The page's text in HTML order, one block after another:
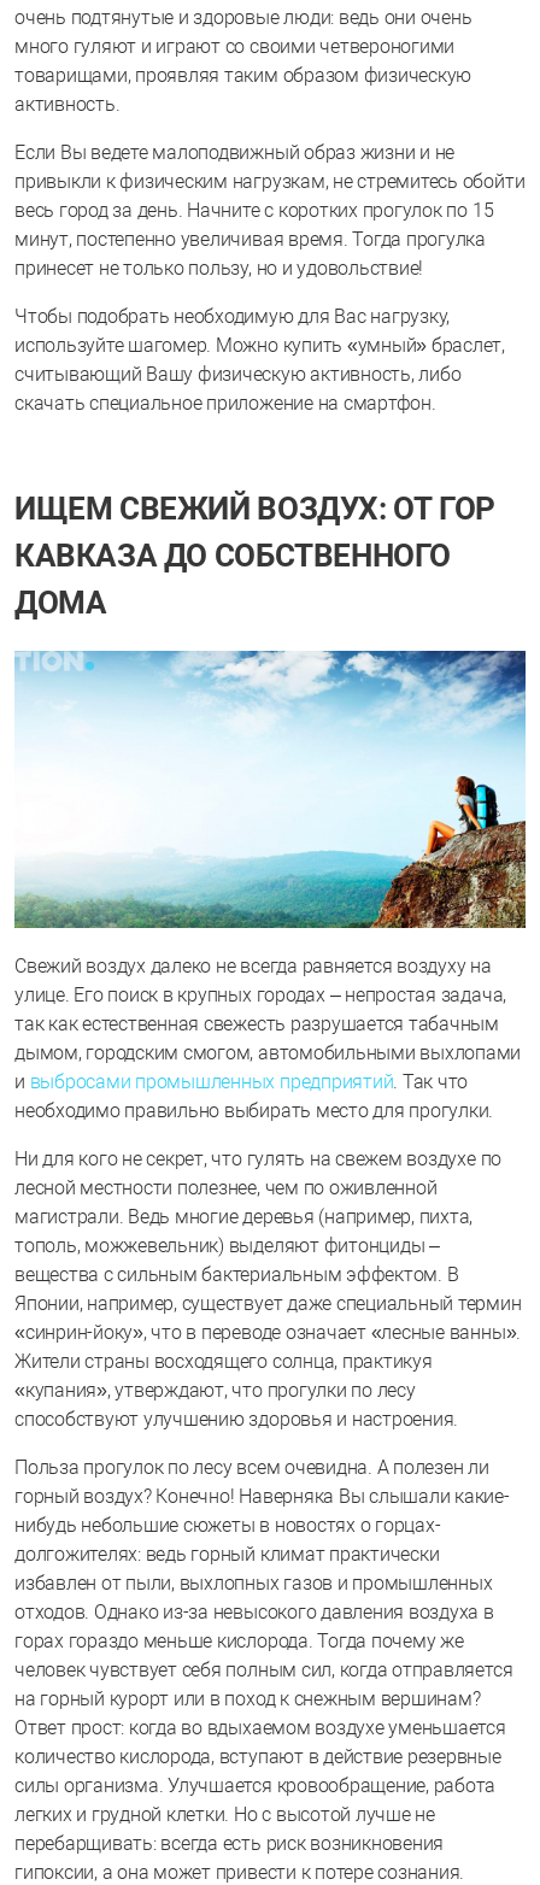
очень подтянутые и здоровые люди: ведь они очень
много гуляют и играют со своими четвероногими
товарищами, проявляя таким образом физическую
активность.
Если Вы ведете малоподвижный образ жизни и не
привыкли к физическим нагрузкам, не стремитесь обойти
весь город за день. Начните с коротких прогулок по 15
минут, постепенно увеличивая время. Тогда прогулка
принесет не только пользу, но и удовольствие!
Чтобы подобрать необходимую для Вас нагрузку,
используйте шагомер. Можно купить «умный» браслет,
считывающий Вашу физическую активность, либо
скачать специальное приложение на смартфон.
ИЩЕМ СВЕЖИЙ ВОЗДУХ: ОТ ГОР
КАВКАЗА ДО СОБСТВЕННОГО
ДОМА
Свежий воздух далеко не всегда равняется воздуху на
улице. Его поиск в крупных городах – непростая задача,
так как естественная свежесть разрушается табачным
дымом, городским смогом, автомобильными выхлопами
и выбросами промышленных предприятий. Так что
необходимо правильно выбирать место для прогулки.
Ни для кого не секрет, что гулять на свежем воздухе по
лесной местности полезнее, чем по оживленной
магистрали. Ведь многие деревья (например, пихта,
тополь, можжевельник) выделяют фитонциды –
вещества с сильным бактериальным эффектом. В
Японии, например, существует даже специальный термин
«синрин-йоку», что в переводе означает «лесные ванны».
Жители страны восходящего солнца, практикуя
«купания», утверждают, что прогулки по лесу
способствуют улучшению здоровья и настроения.
Польза прогулок по лесу всем очевидна. А полезен ли
горный воздух? Конечно! Наверняка Вы слышали какие-
нибудь небольшие сюжеты в новостях о горцах-
долгожителях: ведь горный климат практически
избавлен от пыли, выхлопных газов и промышленных
отходов. Однако из-за невысокого давления воздуха в
горах гораздо меньше кислорода. Тогда почему же
человек чувствует себя полным сил, когда отправляется
на горный курорт или в поход к снежным вершинам?
Ответ прост: когда во вдыхаемом воздухе уменьшается
количество кислорода, вступают в действие резервные
силы организма. Улучшается кровообращение, работа
легких и грудной клетки. Но с высотой лучше не
перебарщивать: всегда есть риск возникновения
гипоксии, а она может привести к потере сознания.